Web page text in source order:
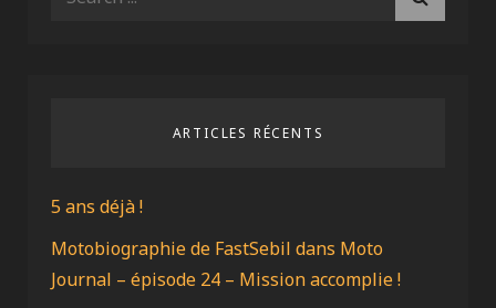
ARTICLES RÉCENTS
5 ans déjà !
Motobiographie de FastSebil dans Moto
Journal – épisode 24 – Mission accomplie !